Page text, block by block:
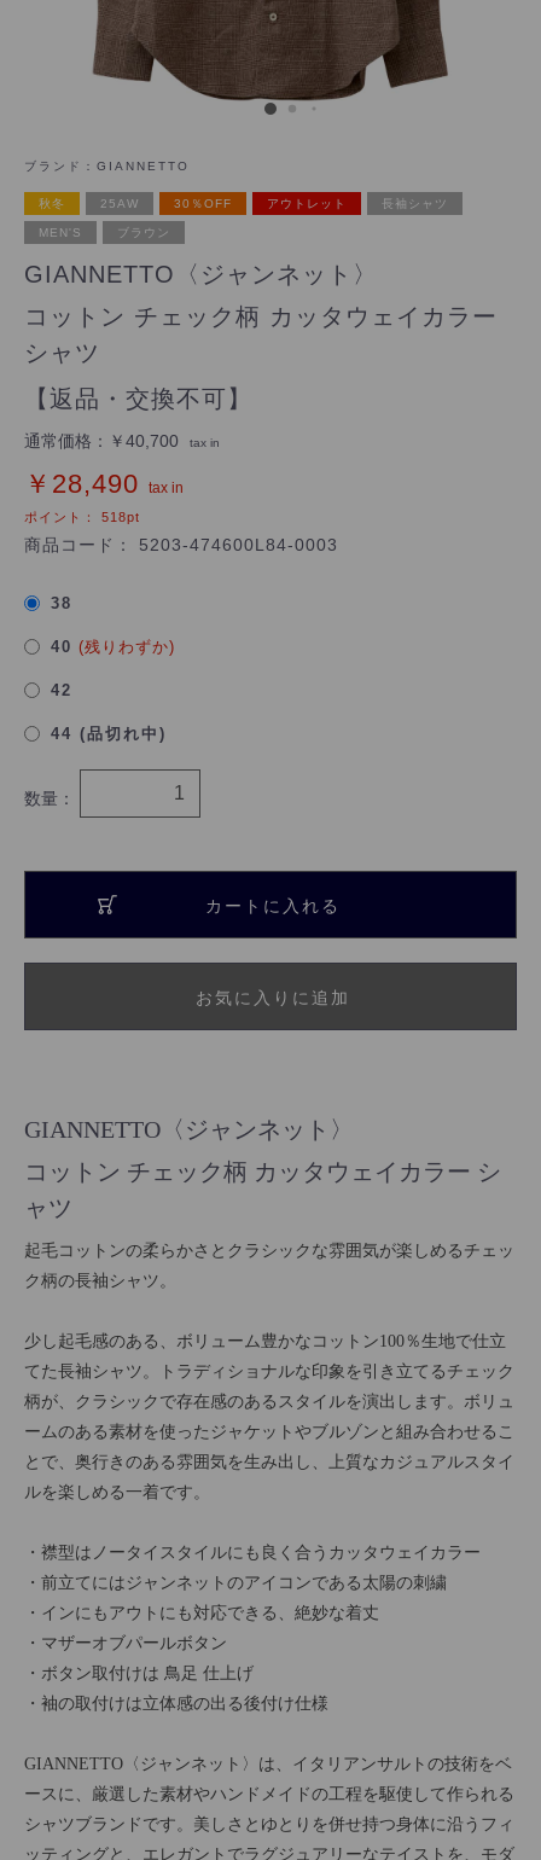
ブランド： GIANNETTO
秋冬 25AW 30％OFF アウトレット 長袖シャツ
MEN'S ブラウン
GIANNETTO〈ジャンネット〉
コットン チェック柄 カッタウェイカラー
シャツ
【返品・交換不可】
通常価格： ￥40,700 tax in
￥28,490 tax in
ポイント： 518pt
商品コード： 5203-474600L84-0003
38
40 (残りわずか)
42
44 (品切れ中)
数量：
カートに入れる
お気に入りに追加
GIANNETTO〈ジャンネット〉
コットン チェック柄 カッタウェイカラー シ
ャツ
起毛コットンの柔らかさとクラシックな雰囲気が楽しめるチェッ
ク柄の長袖シャツ。
少し起毛感のある、ボリューム豊かなコットン100％生地で仕立
てた長袖シャツ。トラディショナルな印象を引き立てるチェック
柄が、クラシックで存在感のあるスタイルを演出します。ボリュ
ームのある素材を使ったジャケットやブルゾンと組み合わせるこ
とで、奥行きのある雰囲気を生み出し、上質なカジュアルスタイ
ルを楽しめる一着です。
・襟型はノータイスタイルにも良く合うカッタウェイカラー
・前立てにはジャンネットのアイコンである太陽の刺繍
・インにもアウトにも対応できる、絶妙な着丈
・マザーオブパールボタン
・ボタン取付けは 鳥足 仕上げ
・袖の取付けは立体感の出る後付け仕様
GIANNETTO〈ジャンネット〉は、イタリアンサルトの技術をベ
ースに、厳選した素材やハンドメイドの工程を駆使して作られる
シャツブランドです。美しさとゆとりを併せ持つ身体に沿うフィ
ッティングと、エレガントでラグジュアリーなテイストを、モダ